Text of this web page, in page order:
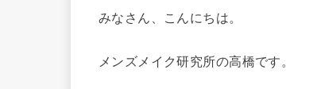
みなさん、こんにちは。
メンズメイク研究所の高橋です。